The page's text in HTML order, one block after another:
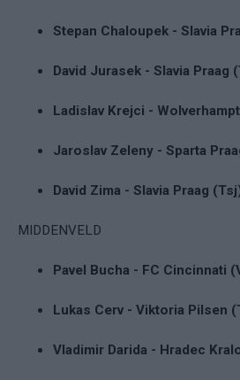
Stepan Chaloupek - Slavia
David Jurasek - Slavia Praag
Ladislav Krejci -
Jaroslav Zeleny - Sparta
David Zima - Slavia Praag
MIDDENVELD
Pavel Bucha - FC Cincinnati
Lukas Cerv - Viktoria Pilsen
Vladimir Darida - Hradec